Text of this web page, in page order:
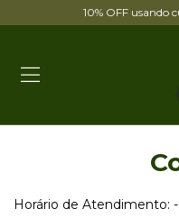
10% OFF usando
Horário de Atendimento: